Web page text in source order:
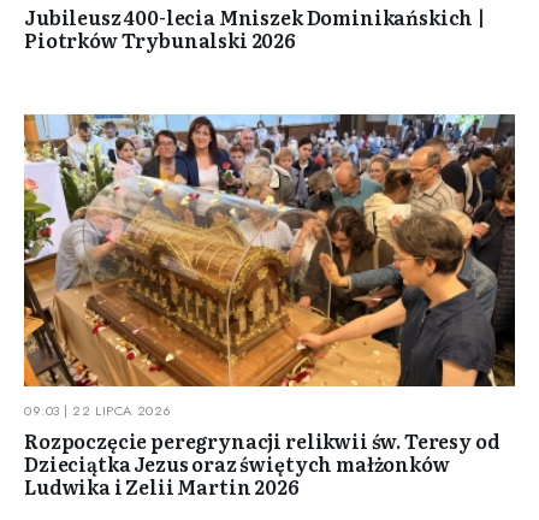
Jubileusz 400-lecia Mniszek Dominikańskich |
Piotrków Trybunalski 2026
09:03 | 22 LIPCA 2026
Rozpoczęcie peregrynacji relikwii św. Teresy od
Dzieciątka Jezus oraz świętych małżonków
Ludwika i Zelii Martin 2026